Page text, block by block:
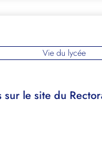
Vie du lycée
le site du